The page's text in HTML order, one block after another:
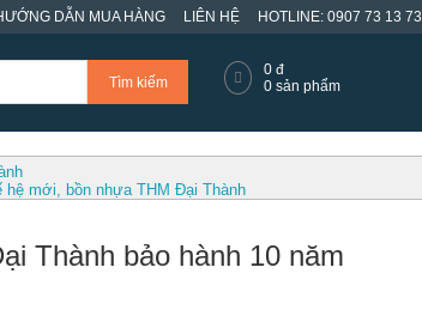
DẪN MUA HÀNG LIÊN HỆ HOTLINE: 0907 73 13 73
Tìm kiếm
0 đ
0 sản phẩm
hệ mới, bồn nhựa THM Đại Thành
Thành bảo hành 10 năm